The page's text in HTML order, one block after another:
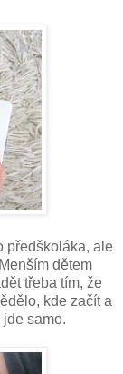
předškoláka, ale
dětem
třeba tím, že
kde začít a
samo.